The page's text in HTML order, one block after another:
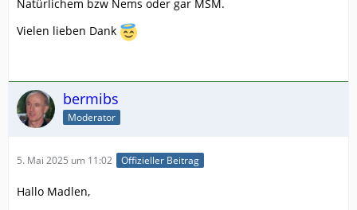
Natürlichem bzw Nems oder gar MSM.
Vielen lieben Dank
bermibs
Moderator
5. Mai 2025 um 11:02 Offizieller Beitrag
Hallo Madlen,